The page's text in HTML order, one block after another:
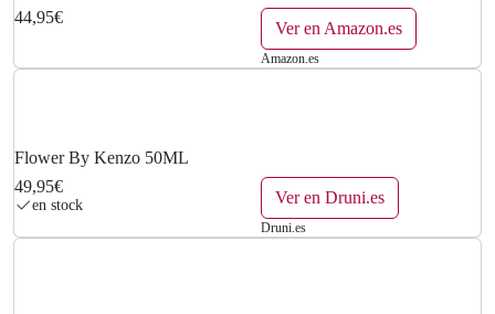
44,95€
Ver en Amazon.es
Amazon.es
Flower By Kenzo 50ML
49,95€
en stock Ver en Druni.es
Druni.es